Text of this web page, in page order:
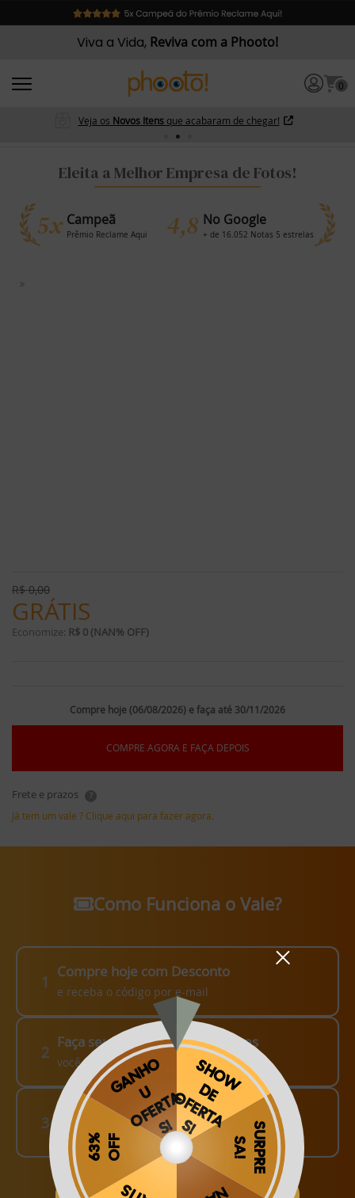
Viva a Vida, Reviva com a Phooto!
0
Veja os Novos Itens que acabaram de chegar!
Eleita a Melhor Empresa de Fotos!
5x Campeã
Prêmio Reclame Aqui 4,8 No Google
+ de 16.052 Notas 5 estrelas
R$0,00
GRÁTIS
Economize: R$ 0 (NAN% OFF)
Compre hoje (06/08/2026) e faça até 30/11/2026
COMPRE AGORA E FAÇA DEPOIS
Frete e prazos ?
Já tem um vale ? Clique aqui para fazer agora.
Como Funciona o Vale?
1
Compre hoje com Desconto
e receba o código por e-mail
2
Faça seu pedido em até 3 meses
você escolhe como fazer!
3
Finalize o seu Pedido!
pague o Frete e receba em sua casa